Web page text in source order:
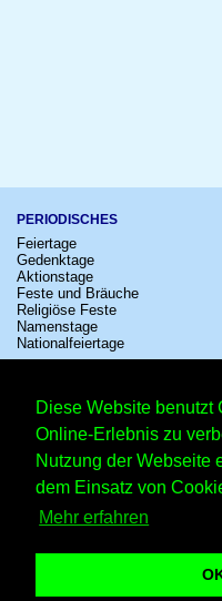
Diese Website benutzt
Online-Erlebnis zu
Nutzung der Webseite
dem Einsatz von
Mehr erfahren
PERIODISCHES
Feiertage
Gedenktage
Aktionstage
Feste und Bräuche
Religiöse Feste
Namenstage
Nationalfeiertage
Konzerte
Kinostarts
Festivals
Fußball
Comedy
Shows
Startseite–Kalender–
Disneyland-Tag –